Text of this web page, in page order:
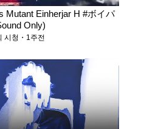
Mutant Einherjar H #ボイパ
Only)
시청・1주전